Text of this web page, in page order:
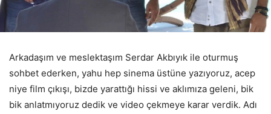
Arkadaşım ve meslektaşım Serdar Akbıyık ile oturmuş
sohbet ederken, yahu hep sinema üstüne yazıyoruz, acep
niye film çıkışı, bizde yarattığı hissi ve aklımıza geleni, bik
bik anlatmıyoruz dedik ve video çekmeye karar verdik. Adı